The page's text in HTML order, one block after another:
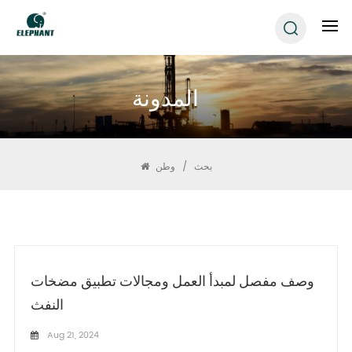
المدونة
/ بحث
وصف مفصل لمبدأ العمل ومجالات تطبيق مضخات
النفث
Aug 21, 2024